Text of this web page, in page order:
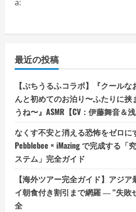
a:
最近の投稿
【ぷちうるふコラボ】『クール
んと初めてのお泊り〜ふたりに挟
うね〜』ASMR【CV：伊藤舞音＆
なくす不安と消える恐怖をゼロに
Pebblebee × iMazing で完成する「
ステム」完全ガイド
【海外ツアー完全ガイド】アジ
イ朝食付き割引まで網羅 ― “失敗
全